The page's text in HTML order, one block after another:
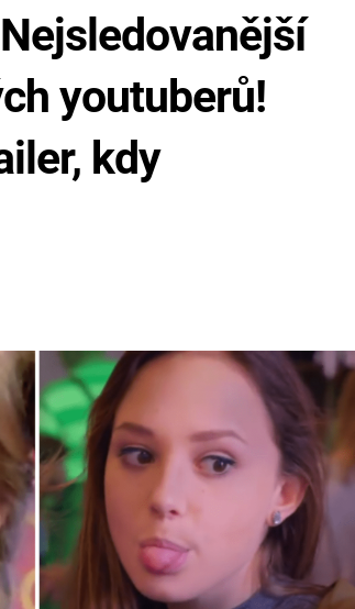
youtuberů!
kdy